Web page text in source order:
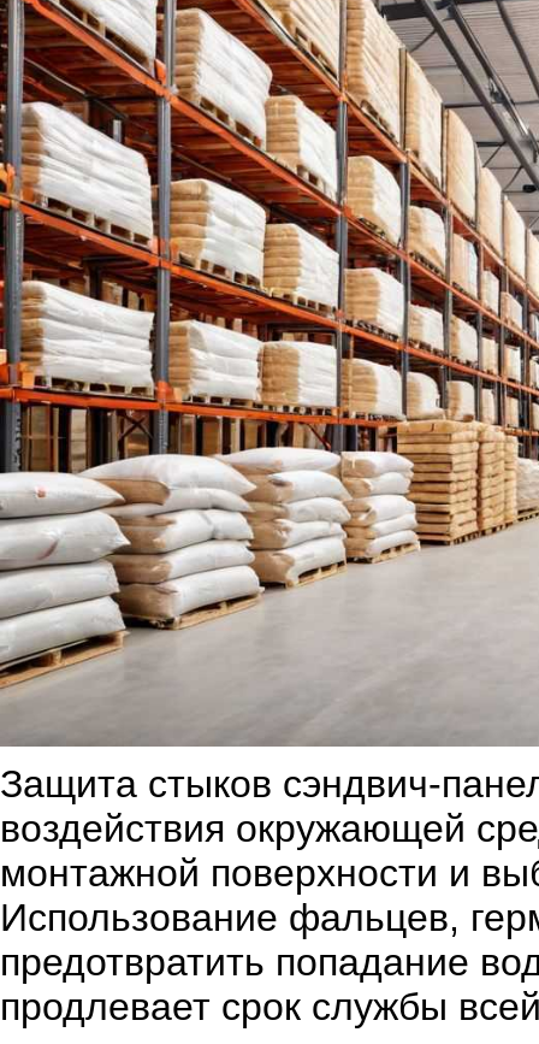
Защита стыков сэндвич-
воздействия окружающей
монтажной поверхности и
Использование фальцев,
предотвратить попадание
продлевает срок службы